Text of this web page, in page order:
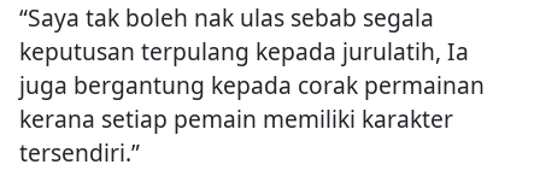
“Saya tak boleh nak ulas sebab segala
keputusan terpulang kepada jurulatih, Ia
juga bergantung kepada corak permainan
kerana setiap pemain memiliki karakter
tersendiri.”